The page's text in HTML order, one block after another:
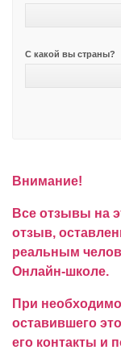
С какой вы страны?
Внимание!
Все отзывы на
отзыв,
реальным
Онлайн-школе.
При
оставившего
его контакты и